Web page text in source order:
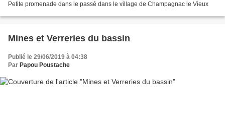
Petite promenade dans le passé dans le village de Champagnac le Vieux
Mines et Verreries du bassin
Publié le 29/06/2019 à 04:38
Par Papou Poustache